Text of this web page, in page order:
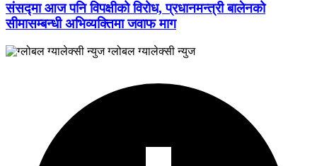
संसद्मा आज पनि विपक्षीको विरोध, प्रधानमन्त्री बालेनको
सीमासम्बन्धी अभिव्यक्तिमा जवाफ माग
ग्लोबल ग्यालेक्सी न्युज